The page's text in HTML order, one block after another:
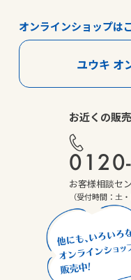
オンラインショップは
ユウキ オ
お近くの販
お客様相談セ
（受付時間：土